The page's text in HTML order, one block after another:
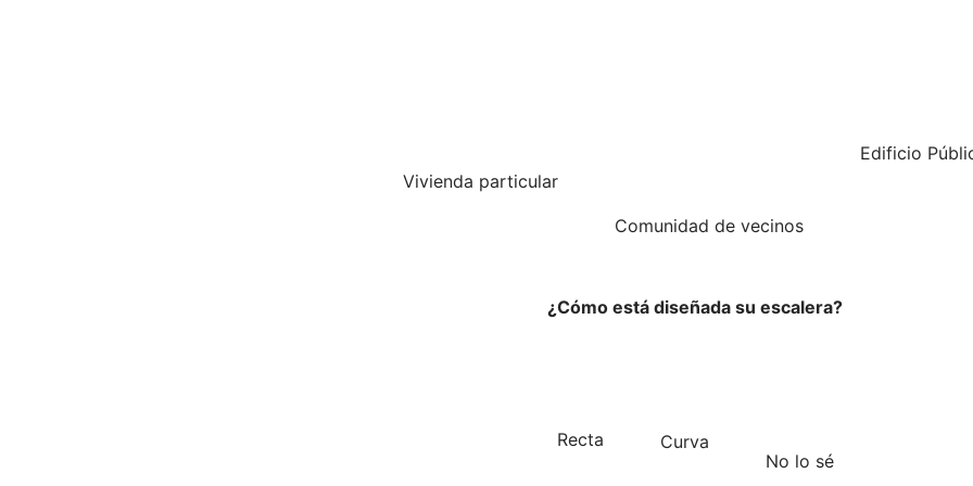
Vivienda particular
Comunidad de vecinos
Edificio
¿Cómo está diseñada su escalera?
Recta
Curva
No lo sé